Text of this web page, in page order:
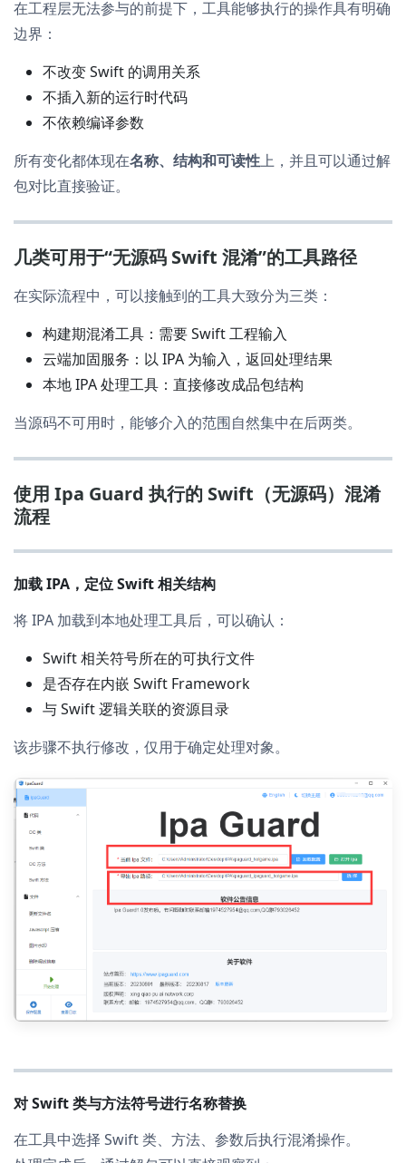
在工程层无法参与的前提下，工具能够执行的操作具有明确
边界：
不改变 Swift 的调用关系
不插入新的运行时代码
不依赖编译参数
所有变化都体现在名称、结构和可读性上，并且可以通过解
包对比直接验证。
几类可用于“无源码 Swift 混淆”的工具路径
在实际流程中，可以接触到的工具大致分为三类：
构建期混淆工具：需要 Swift 工程输入
云端加固服务：以 IPA 为输入，返回处理结果
本地 IPA 处理工具：直接修改成品包结构
当源码不可用时，能够介入的范围自然集中在后两类。
使用 Ipa Guard 执行的 Swift（无源码）混淆
流程
加载 IPA，定位 Swift 相关结构
将 IPA 加载到本地处理工具后，可以确认：
Swift 相关符号所在的可执行文件
是否存在内嵌 Swift Framework
与 Swift 逻辑关联的资源目录
该步骤不执行修改，仅用于确定处理对象。
对 Swift 类与方法符号进行名称替换
在工具中选择 Swift 类、方法、参数后执行混淆操作。